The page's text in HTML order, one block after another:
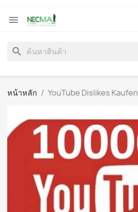

search
หน้าหลัก YouTube Dislikes Kaufen